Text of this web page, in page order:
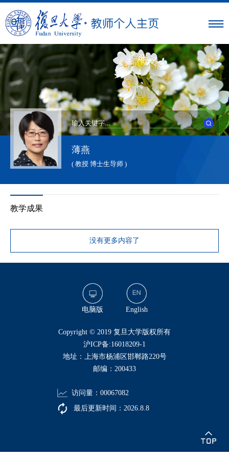
薄燕
( 教授 博士生导师 )
教学成果
没有更多内容了
电脑版 English
​Copyright © 2019 复旦大学版权所有
沪ICP备:16018209-1
地址：上海市杨浦区邯郸路220号
邮编：200433
访问量： 00067082
最后更新时间： 2026 8 8